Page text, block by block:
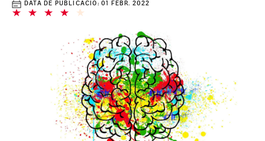
DATA DE PUBLICACIÓ: 01 FEBR. 2022